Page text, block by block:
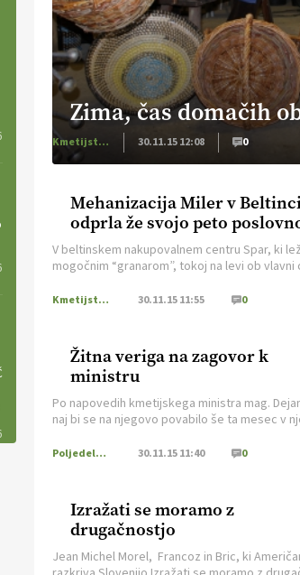
Zima, čas domačih
Kmetijstvo Podravja in Pomurja 30.11.15 12:08 0
Mehanizacija Miler v
odprla že svojo peto
enoto
V beltinskem nakupovalnem centru Spar, ki
mogočnim “granarom”, tokoj na levi ob vlavni
podjetje na 200 m2 odprlo minuli petek. Enaka
in igrače, na voljo tudi […]
Kmetijstvo Podravja in Pomurja 30.11.15 11:55 0
Žitna veriga na zagovor k
ministru
Po napovedih kmetijskega ministra mag.
naj bi se na njegovo povabilo še ta mesec v
ni navdušen nad trenutnim odnosom med členi
nedavne žitne konference, ki […]
Poljedelstvo 30.11.15 11:40 0
Izražati se moramo z
drugačnostjo
Jean Michel Morel, Francoz in Bric, ki